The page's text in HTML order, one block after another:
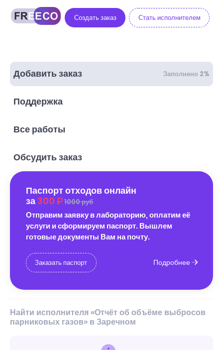
Создать заказ Стать исполнителем
Добавить заказ Заполнено 2%
Поддержка
Все работы
Обсудить заказ
Паспорт отходов онлайн
за 300 1000 руб
Отправим заявку в лабораторию, оплатим её
услуги и сформируем паспорт. Вышлем
готовые документы Вам на почту.
Заказать паспорт Подробнее
Найти исполнителя «Отчёт об объёме выбросов
парниковых газов» в Заречном